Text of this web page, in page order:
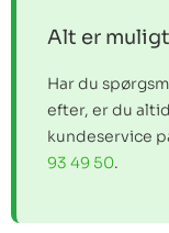
Alt er muligt
Har du
efter, er du
kundeservice
93 49 50.